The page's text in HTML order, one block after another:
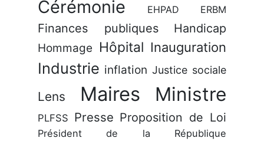
Cérémonie EHPAD ERBM
Finances publiques Handicap
Hommage Hôpital Inauguration
Industrie inflation Justice sociale
Lens Maires Ministre
PLFSS Presse Proposition de Loi
Président de la République